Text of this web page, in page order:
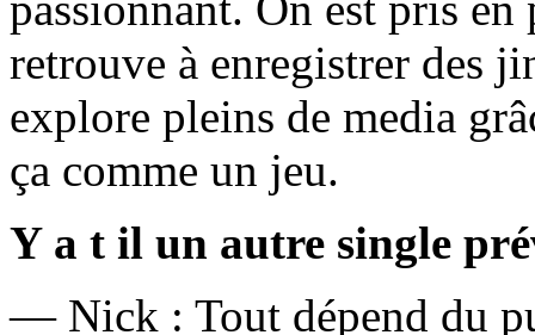
retrouve à enregistrer des
explore pleins de media
ça comme un jeu.
Y a t il un autre single
— Nick : Tout dépend du